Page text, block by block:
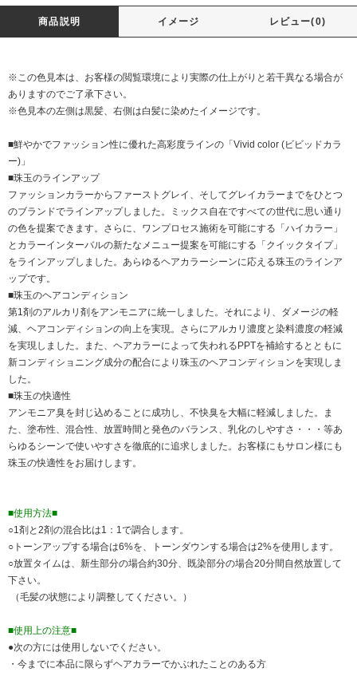
商品説明 イメージ レビュー(0)
※この色見本は、お客様の閲覧環境により実際の仕上がりと若干異なる場合が
ありますのでご了承下さい。
※色見本の左側は黒髪、右側は白髪に染めたイメージです。
■鮮やかでファッション性に優れた高彩度ラインの「Vivid color (ビビッドカラ
ー)」
■珠玉のラインアップ
ファッションカラーからファーストグレイ、そしてグレイカラーまでをひとつ
のブランドでラインアップしました。ミックス自在ですべての世代に思い通り
の色を提案できます。さらに、ワンプロセス施術を可能にする「ハイカラー」
とカラーインターバルの新たなメニュー提案を可能にする「クイックタイプ」
をラインアップしました。あらゆるヘアカラーシーンに応える珠玉のラインア
ップです。
■珠玉のヘアコンディション
第1剤のアルカリ剤をアンモニアに統一しました。それにより、ダメージの軽
減、ヘアコンディションの向上を実現。さらにアルカリ濃度と染料濃度の軽減
を実現しました。また、ヘアカラーによって失われるPPTを補給するとともに
新コンディショニング成分の配合により珠玉のヘアコンディションを実現しま
した。
■珠玉の快適性
アンモニア臭を封じ込めることに成功し、不快臭を大幅に軽減しました。ま
た、塗布性、混合性、放置時間と発色のバランス、乳化のしやすさ・・・等あ
らゆるシーンで使いやすさを徹底的に追求しました。お客様にもサロン様にも
珠玉の快適性をお届けします。
■使用方法■
○1剤と2剤の混合比は1：1で調合します。
○トーンアップする場合は6%を、トーンダウンする場合は2%を使用します。
○放置タイムは、新生部分の場合約30分、既染部分の場合20分間自然放置して
下さい。
（毛髪の状態により調整してください。）
■使用上の注意■
●次の方には使用しないでください。
・今までに本品に限らずヘアカラーでかぶれたことのある方